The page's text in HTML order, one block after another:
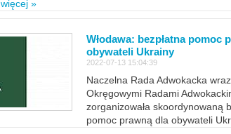
więcej »
Włodawa: bezpłatna pomoc
obywateli Ukrainy
2022-07-13 15:04:39
Naczelna Rada Adwokacka
Okręgowymi Radami
zorganizowała skoordynowaną
pomoc prawną dla obywateli